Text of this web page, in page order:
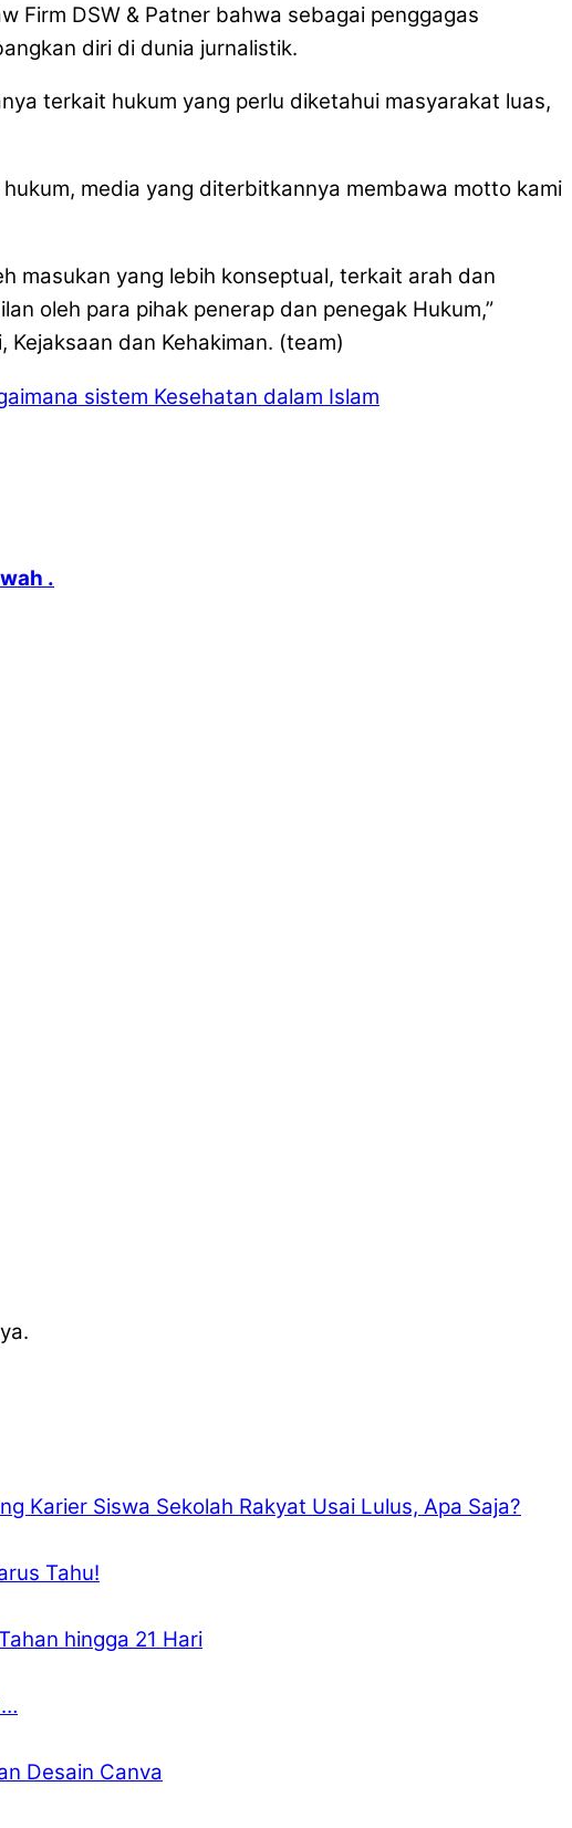
Firm DSW & Patner bahwa sebagai penggagas
diri di dunia jurnalistik.
terkait hukum yang perlu diketahui masyarakat luas,
media yang diterbitkannya membawa motto kami
masukan yang lebih konseptual, terkait arah dan
oleh para pihak penerap dan penegak Hukum,”
dan Kehakiman. (team)
sistem Kesehatan dalam Islam
.
Karier Siswa Sekolah Rakyat Usai Lulus, Apa Saja?
Tahu!
hingga 21 Hari
Desain Canva